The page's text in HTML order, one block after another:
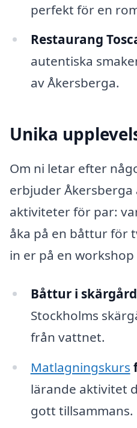
perfekt för en
Restaurang
autentiska
av Åkersberga.
Unika
Om ni letar efter
erbjuder Åkersberga
aktiviteter för par:
åka på en båttur för
in er på en
Båttur i
Stockholms
från vattnet.
Matlagningskurs
lärande aktivitet
gott tillsammans.